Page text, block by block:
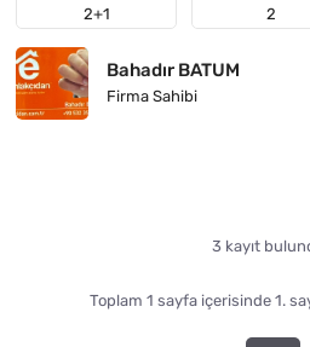
2+1 2
Bahadır BATUM
Firma Sahibi
3 kayıt
Toplam 1 sayfa içerisinde 1.